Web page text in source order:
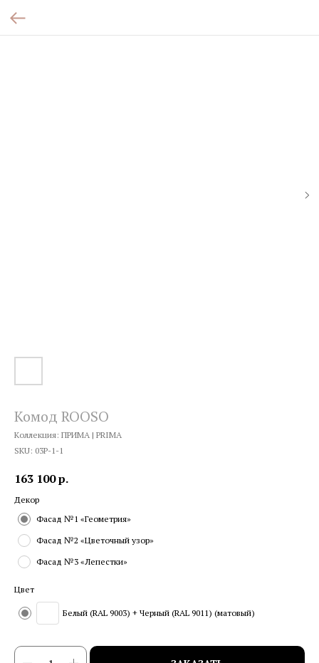
Комод ROOSO
Коллекция: ПРИМА | PRIMA
SKU: 03P-1-1
163 100р.
Декор
Фасад №1 «Геометрия»
Фасад №2 «Цветочный узор»
Фасад №3 «Лепестки»
Цвет
Белый (RAL 9003) + Черный (RAL 9011) (матовый)